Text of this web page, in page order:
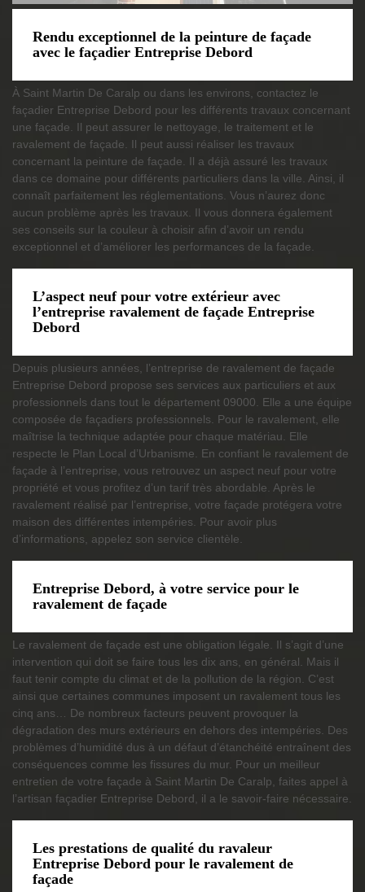
Rendu exceptionnel de la peinture de façade
avec le façadier Entreprise Debord
À Saint Martin De Caralp ou dans les environs, contactez le
façadier Entreprise Debord pour les différents travaux concernant
une façade. Il peut assurer le nettoyage, le traitement et le
ravalement de façade. Il peut aussi réaliser les travaux
concernant la peinture de façade. Il a déjà assuré les travaux
dans ce domaine pour différents particuliers dans la ville. Ainsi, il
connaît parfaitement les réglementations. Vous n’aurez donc
aucun problème après les travaux. Il vous donnera également
ses conseils sur la couleur à choisir afin d’avoir un rendu
exceptionnel et d’améliorer les performances de la façade.
L’aspect neuf pour votre extérieur avec
l’entreprise ravalement de façade Entreprise
Debord
Depuis plusieurs années, l’entreprise de ravalement de façade
Entreprise Debord propose ses services aux particuliers et aux
professionnels dans tout le département 09000. Elle a une équipe
composée de façadiers professionnels. Pour le ravalement, elle
maîtrise la technique adaptée pour chaque matériau. Elle
respecte le Plan Local d’Urbanisme. En confiant le ravalement de
façade à l’entreprise, vous retrouvez un aspect neuf pour votre
propriété et vous profitez d’un tarif très abordable. Après le
ravalement réalisé par l’entreprise, votre façade protégera votre
maison des différentes intempéries. Pour avoir plus
d’informations, appelez son service clientèle.
Entreprise Debord, à votre service pour le
ravalement de façade
Le ravalement de façade est une obligation légale. Il s’agit d’une
intervention qui doit se faire tous les dix ans, en général. Mais il
faut tenir compte du climat et de la pollution de la région. C’est
ainsi que certaines communes imposent un ravalement tous les
cinq ans… De nombreux facteurs peuvent provoquer la
dégradation des murs extérieurs en dehors des intempéries. Des
problèmes d’humidité dus à un défaut d’étanchéité entraînent des
conséquences comme les fissures du mur. Pour un meilleur
entretien de votre façade à Saint Martin De Caralp, faites appel à
l’artisan façadier Entreprise Debord, il a le savoir-faire nécessaire.
Les prestations de qualité du ravaleur
Entreprise Debord pour le ravalement de
façade